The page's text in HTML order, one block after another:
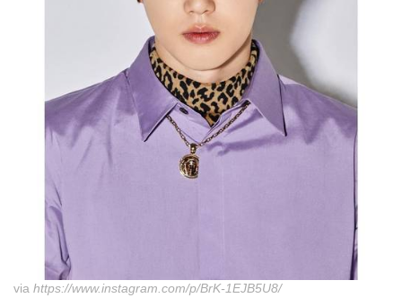
via https://www.instagram.com/p/BrK-1EJB5U8/